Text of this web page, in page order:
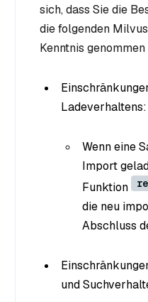
sich, dass Sie die
die folgenden
Kenntnis
Ladeverhaltens:
Wenn eine
Import
Funktion
die neu
Abschluss
und